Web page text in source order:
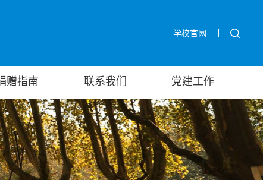
学校官网
赠指南 联系我们 党建工作